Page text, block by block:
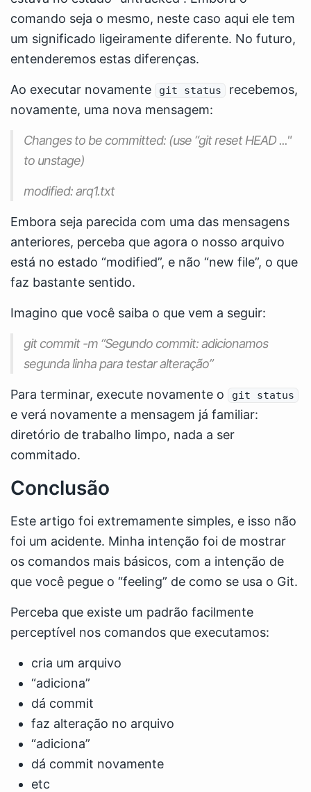
comando seja o mesmo, neste caso aqui ele tem
um significado ligeiramente diferente. No futuro,
entenderemos estas diferenças.
Ao executar novamente git status
recebemos,
novamente, uma nova mensagem:
Changes to be committed: (use “git reset HEAD ..."
to unstage)
modified: arq1.txt
Embora seja parecida com uma das mensagens
anteriores, perceba que agora o nosso arquivo
está no estado “modified”, e não “new file”, o que
faz bastante sentido.
Imagino que você saiba o que vem a seguir:
git commit -m “Segundo commit: adicionamos
segunda linha para testar alteração”
Para terminar, execute novamente o git status
e verá novamente a mensagem já familiar:
diretório de trabalho limpo, nada a ser
commitado.
Conclusão
Este artigo foi extremamente simples, e isso não
foi um acidente. Minha intenção foi de mostrar
os comandos mais básicos, com a intenção de
que você pegue o “feeling” de como se usa o Git.
Perceba que existe um padrão facilmente
perceptível nos comandos que executamos:
cria um arquivo
“adiciona”
dá commit
faz alteração no arquivo
“adiciona”
dá commit novamente
etc